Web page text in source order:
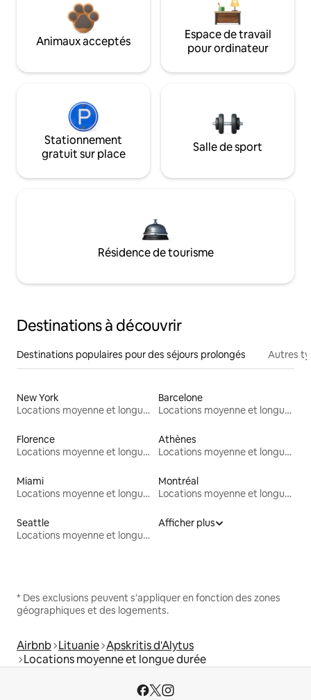
Animaux acceptés
Espace de travail
pour ordinateur
Stationnement
gratuit sur place
Salle de sport
Résidence de tourisme
Destinations à découvrir
Destinations populaires pour des séjours prolongés Autres
New York
Locations moyenne et longue durée
Barcelone
Locations moyenne et longue durée
Florence
Locations moyenne et longue durée
Athènes
Locations moyenne et longue durée
Miami
Locations moyenne et longue durée
Montréal
Locations moyenne et longue durée
Seattle
Locations moyenne et longue durée
Afficher plus
* Des exclusions peuvent s'appliquer en fonction des zones
géographiques et des logements.
Airbnb Lituanie Apskritis d'Alytus
Locations moyenne et longue durée